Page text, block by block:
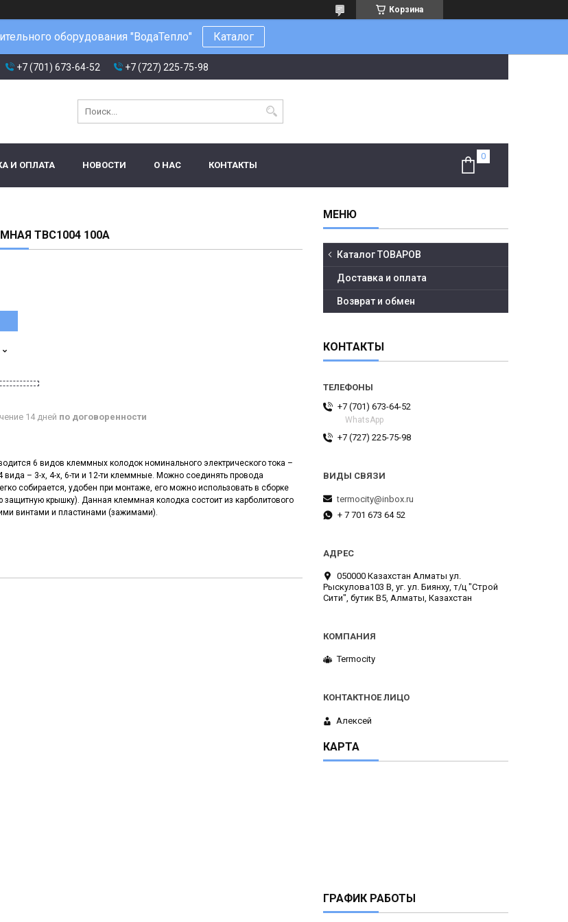
Корзина
оборудования "ВодаТепло" Каталог
+7 (701) 673-64-52 +7 (727) 225-75-98
И ОПЛАТА НОВОСТИ О НАС КОНТАКТЫ
ТВС1004 100А
14 дней по договоренности
6 видов клеммных колодок номинального электрического тока –
– 3-х, 4-х, 6-ти и 12-ти клеммные. Можно соединять провода
собирается, удобен при монтаже, его можно использовать в сборке
крышку). Данная клеммная колодка состоит из карболитового
винтами и пластинами (зажимами).
Каталог ТОВАРОВ
Доставка и оплата
Возврат и обмен
КОНТАКТЫ
+7 (701) 673-64-52
WhatsApp
+7 (727) 225-75-98
termocity@inbox.ru
+ 7 701 673 64 52
050000 Казахстан Алматы ул.
Рыскулова103 В, уг. ул. Биянху, т/ц "Строй
Сити", бутик В5, Алматы, Казахстан
Termocity
Алексей
КАРТА
ГРАФИК РАБОТЫ